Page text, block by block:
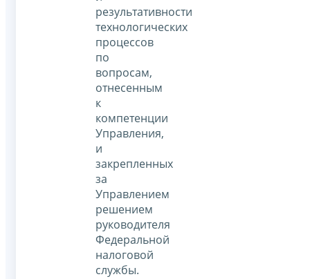
результативности
технологических
процессов
по
вопросам,
отнесенным
к
компетенции
Управления,
и
закрепленных
за
Управлением
решением
руководителя
Федеральной
налоговой
службы.